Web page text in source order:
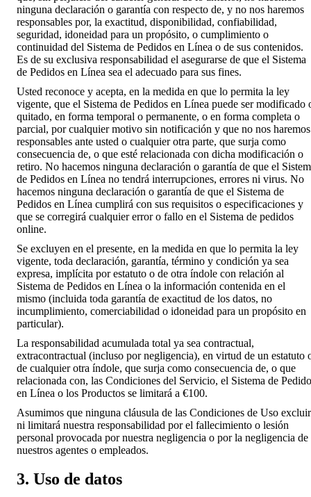
ninguna declaración o garantía con respecto de, y no nos haremos
responsables por, la exactitud, disponibilidad, confiabilidad,
seguridad, idoneidad para un propósito, o cumplimiento o
continuidad del Sistema de Pedidos en Línea o de sus contenidos.
Es de su exclusiva responsabilidad el asegurarse de que el Sistema
de Pedidos en Línea sea el adecuado para sus fines.
Usted reconoce y acepta, en la medida en que lo permita la ley
vigente, que el Sistema de Pedidos en Línea puede ser modificado
quitado, en forma temporal o permanente, o en forma completa o
parcial, por cualquier motivo sin notificación y que no nos haremos
responsables ante usted o cualquier otra parte, que surja como
consecuencia de, o que esté relacionada con dicha modificación o
retiro. No hacemos ninguna declaración o garantía de que el
de Pedidos en Línea no tendrá interrupciones, errores ni virus. No
hacemos ninguna declaración o garantía de que el Sistema de
Pedidos en Línea cumplirá con sus requisitos o especificaciones y
que se corregirá cualquier error o fallo en el Sistema de pedidos
online.
Se excluyen en el presente, en la medida en que lo permita la ley
vigente, toda declaración, garantía, término y condición ya sea
expresa, implícita por estatuto o de otra índole con relación al
Sistema de Pedidos en Línea o la información contenida en el
mismo (incluida toda garantía de exactitud de los datos, no
incumplimiento, comerciabilidad o idoneidad para un propósito en
particular).
La responsabilidad acumulada total ya sea contractual,
extracontractual (incluso por negligencia), en virtud de un estatuto
de cualquier otra índole, que surja como consecuencia de, o que
relacionada con, las Condiciones del Servicio, el Sistema de
en Línea o los Productos se limitará a €100.
Asumimos que ninguna cláusula de las Condiciones de Uso
ni limitará nuestra responsabilidad por el fallecimiento o lesión
personal provocada por nuestra negligencia o por la negligencia de
nuestros agentes o empleados.
3. Uso de datos